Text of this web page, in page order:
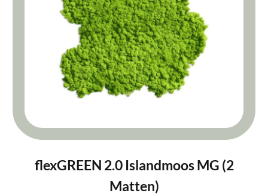
flexGREEN 2.0 Islandmoos MG (2
Matten)